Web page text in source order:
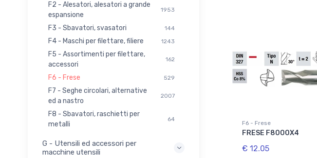
F2 - Alesatori, alesatori a grande
espansione
1953
F3 - Sbavatori, svasatori 144
F4 - Maschi per filettare, filiere 1243
F5 - Assortimenti per filettare,
accessori
162
F6 - Frese 529
F7 - Seghe circolari, alternative
ed a nastro
2007
F8 - Sbavatori, raschietti per
metalli
64
G - Utensili ed accessori per
macchine utensili
F6 - Frese
FRESE F8000X4
€ 12.05